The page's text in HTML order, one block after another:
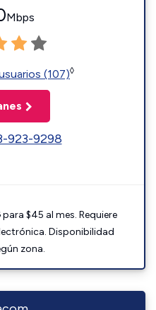
Mbps
(107)◊
923-9298
$45 al mes. Requiere
Disponibilidad
zona.